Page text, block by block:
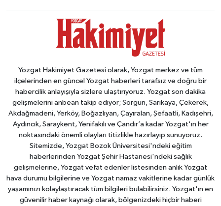
Yozgat Hakimiyet Gazetesi olarak, Yozgat merkez ve tüm
ilçelerinden en güncel Yozgat haberleri tarafsız ve doğru bir
habercilik anlayışıyla sizlere ulaştırıyoruz. Yozgat son dakika
gelişmelerini anbean takip ediyor; Sorgun, Sarıkaya, Çekerek,
Akdağmadeni, Yerköy, Boğazlıyan, Çayıralan, Şefaatli, Kadışehri,
Aydıncık, Saraykent, Yenifakılı ve Çandır’a kadar Yozgat'ın her
noktasındaki önemli olayları titizlikle hazırlayıp sunuyoruz.
Sitemizde, Yozgat Bozok Üniversitesi'ndeki eğitim
haberlerinden Yozgat Şehir Hastanesi'ndeki sağlık
gelişmelerine, Yozgat vefat edenler listesinden anlık Yozgat
hava durumu bilgilerine ve Yozgat namaz vakitlerine kadar günlük
yaşamınızı kolaylaştıracak tüm bilgileri bulabilirsiniz. Yozgat'ın en
güvenilir haber kaynağı olarak, bölgenizdeki hiçbir haberi